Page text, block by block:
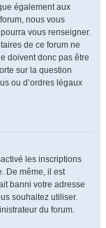
également aux
nous vous
vous renseigner.
de ce forum ne
doivent donc pas être
sur la question
ou d’ordres légaux
les inscriptions
De même, il est
banni votre adresse
souhaitez utiliser.
du forum.